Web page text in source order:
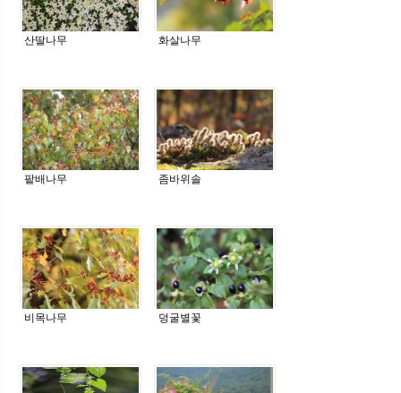
산딸나무 화살나무
팥배나무 좀바위솔
비목나무 덩굴별꽃